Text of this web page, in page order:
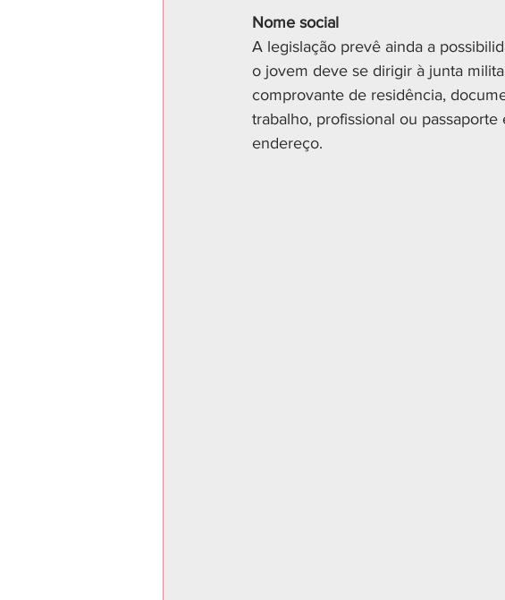
Nome social
A legislação prevê ainda a
o jovem deve se dirigir à junta
comprovante de residência,
trabalho, profissional ou
endereço.